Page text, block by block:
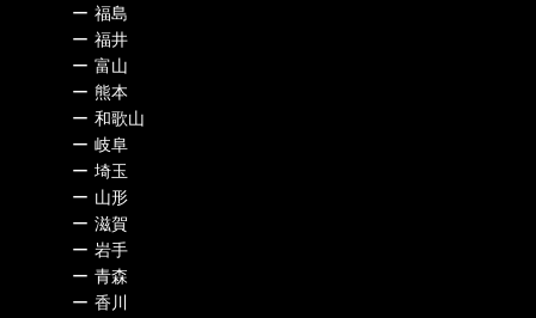
ー 福島
ー 福井
ー 富山
ー 熊本
ー 和歌山
ー 岐阜
ー 埼玉
ー 山形
ー 滋賀
ー 岩手
ー 青森
ー 香川